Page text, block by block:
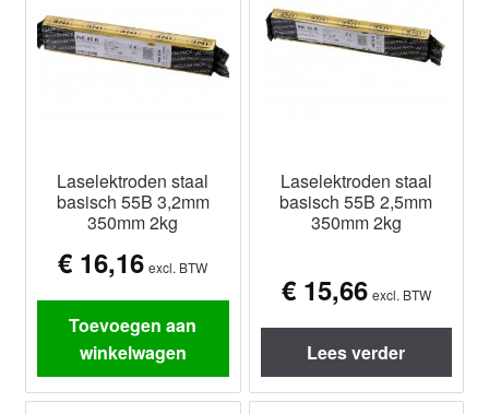
Laselektroden staal
basisch 55B 3,2mm
350mm 2kg
€ 16,16 excl. BTW
Toevoegen aan
winkelwagen
Laselektroden staal
basisch 55B 2,5mm
350mm 2kg
€15,66 excl. BTW
Lees verder